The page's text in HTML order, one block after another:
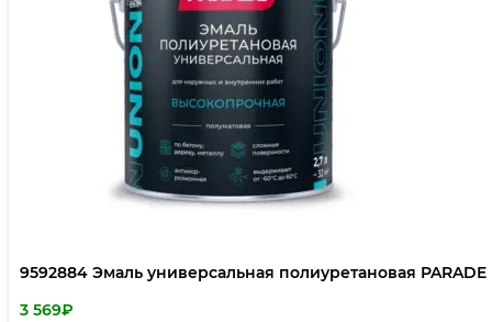
9592884 Эмаль универсальная полиуретановая PARADE
3 569₽